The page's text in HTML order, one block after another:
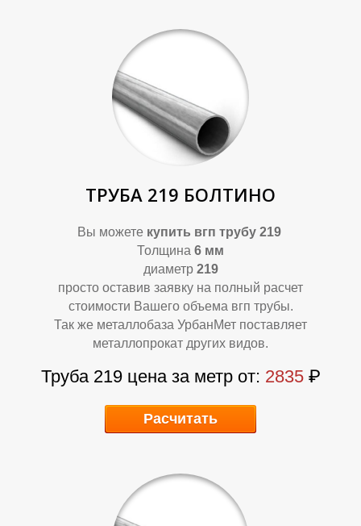
Т
ТРУБА 219 БОЛТИНО
Вы можете купить вгп трубу 219
Толщина 6 мм
диаметр219
просто оставив заявку на полный расчет
стоимости Вашего объема вгп трубы.
Так же металлобаза УрбанМет поставляет
металлопрокат других видов.
Труба 219 цена за метр от: 2835 ₽
Расчитать
И